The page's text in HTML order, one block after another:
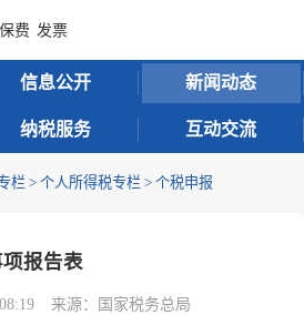
费 发票
信息公开 新闻动态
纳税服务 互动交流
栏 > 个人所得税专栏 > 个税申报
报告表
来源：
国家税务总局